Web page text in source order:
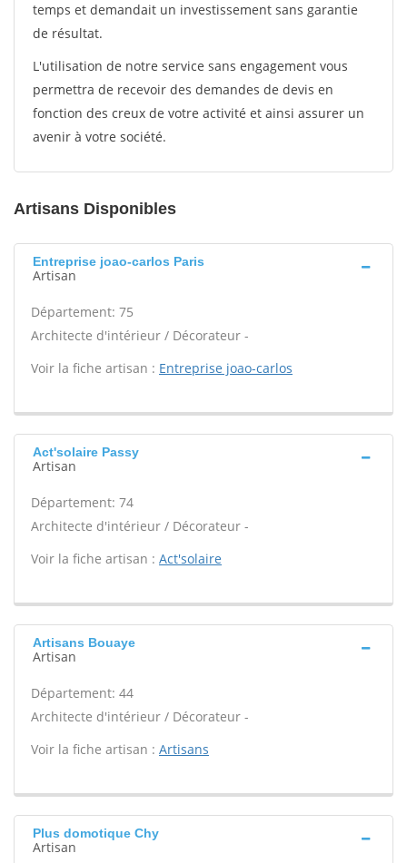
temps et demandait un investissement sans garantie
de résultat.
L'utilisation de notre service sans engagement vous
permettra de recevoir des demandes de devis en
fonction des creux de votre activité et ainsi assurer un
avenir à votre société.
Artisans Disponibles
Entreprise joao-carlos Paris
Artisan
Département: 75
Architecte d'intérieur / Décorateur -
Voir la fiche artisan : Entreprise joao-carlos
Act'solaire Passy
Artisan
Département: 74
Architecte d'intérieur / Décorateur -
Voir la fiche artisan : Act'solaire
Artisans Bouaye
Artisan
Département: 44
Architecte d'intérieur / Décorateur -
Voir la fiche artisan : Artisans
Plus domotique Chy
Artisan